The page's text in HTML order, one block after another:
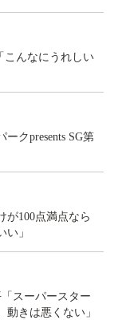
こんなにうれしい
クpresents SG第
が100点満点なら
」
スーパースター
きは悪くない」